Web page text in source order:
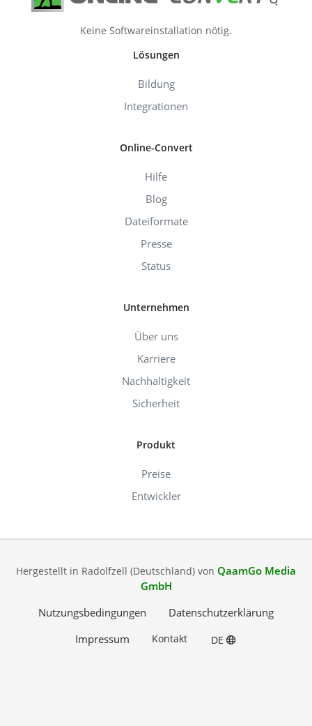
Keine Softwareinstallation nötig.
Lösungen
Bildung
Integrationen
Online-Convert
Hilfe
Blog
Dateiformate
Presse
Status
Unternehmen
Über uns
Karriere
Nachhaltigkeit
Sicherheit
Produkt
Preise
Entwickler
Hergestellt in Radolfzell (Deutschland) von QaamGo Media
GmbH
Nutzungsbedingungen
Datenschutzerklärung
Impressum
Kontakt DE